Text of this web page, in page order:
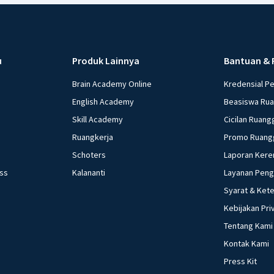
Produk Lainnya
Brain Academy Online
English Academy
Skill Academy
Ruangkerja
Schoters
Kalananti
Bantuan &
Kredensial
Beasiswa
Cicilan
Promo
Laporan
Layanan
Syarat &
Kebijakan
Tentang Kami
Kontak Kami
Press Kit